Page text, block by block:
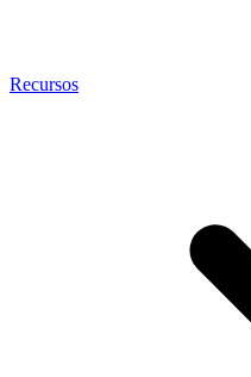
Recursos